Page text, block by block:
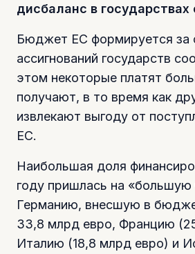
дисбаланс в
Бюджет ЕС формируется за
ассигнований государств
этом некоторые платят
получают, в то время как
извлекают выгоду от
ЕС.
Наибольшая доля
году пришлась на «большую
Германию, внесшую в
33,8 млрд евро, Францию
Италию (18,8 млрд евро) и